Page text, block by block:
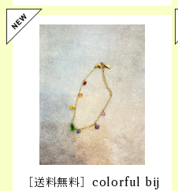
［送料無料］colorful bij